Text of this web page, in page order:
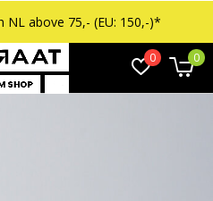
0 0
NL above 75,- (EU: 150,-)*